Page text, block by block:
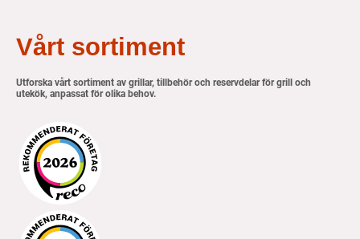
Vårt sortiment
Utforska vårt sortiment av grillar, tillbehör och reservdelar för grill och
utekök, anpassat för olika behov.